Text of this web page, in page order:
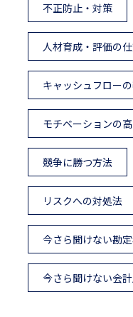
不正防止・対策
人材育成・評価の
キャッシュフロー
モチベーションの
競争に勝つ方法
リスクへの対処法
今さら聞けない勘
今さら聞けない会